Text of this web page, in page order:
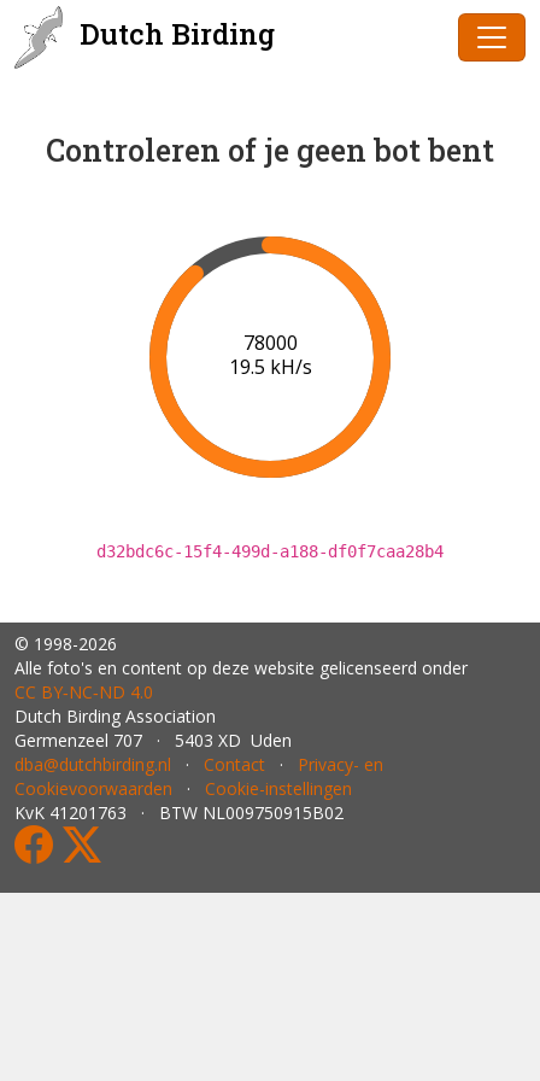
Dutch Birding
Controleren of je geen bot bent
80000
19.6 kH/s
d32bdc6c-15f4-499d-a188-df0f7caa28b4
© 1998-2026
Alle foto's en content op deze website gelicenseerd onder
CC BY‑NC‑ND 4.0
Dutch Birding Association
Germenzeel 707 · 5403 XD Uden
dba@dutchbirding.nl · Contact · Privacy- en
Cookievoorwaarden · Cookie-instellingen
KvK 41201763 · BTW NL009750915B02